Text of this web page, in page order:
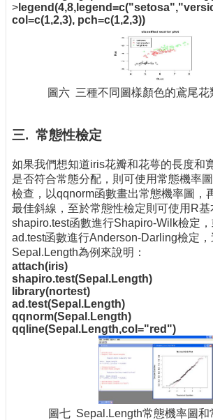
>
col=c(1,2,3), pch=c(1,2,3))
圖六 三種不同圖樣顏色的鳶尾花
三. 常態性檢定
如果我們想知道iris花瓣和花萼的長度和
是否符合常態分配，則可使用常態機率
檢查，以qqnorm函數畫出常態機率圖，
最佳斜線，至於常態性檢定則可使用R基
shapiro.test函數進行Shapiro-Wilk檢定
ad.test函數進行Anderson-Darling檢定，
Sepal.Length為例來說明：
attach(iris)
shapiro.test(Sepal.Length)
library(nortest)
ad.test(Sepal.Length)
qqnorm(Sepal.Length)
qqline(Sepal.Length,col="red")
圖七 Sepal.Length常態機率圖和